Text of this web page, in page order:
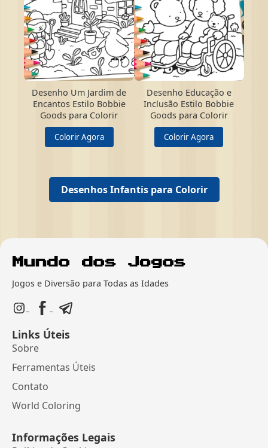
Desenho Um Jardim de
Encantos Estilo Bobbie
Goods para Colorir
Colorir Agora
Desenho Educação e
Inclusão Estilo Bobbie
Goods para Colorir
Colorir Agora
Desenhos Infantis para Colorir
Jogos e Diversão para Todas as Idades
Links Úteis
Sobre
Ferramentas Úteis
Contato
World Coloring
Informações Legais